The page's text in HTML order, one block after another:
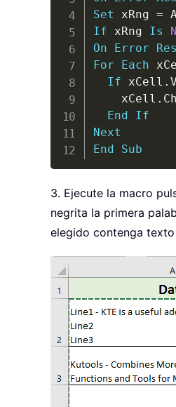
Set xRng =
If xRng Is
On
Error
For
Each
If xCell .
    xCell
.
End
If
Next
End
Sub
3. Ejecute la macro
negrita la primera
elegido contenga